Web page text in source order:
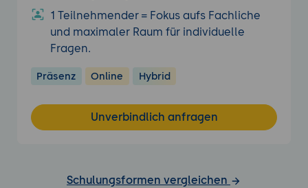
1 Teilnehmender = Fokus aufs Fachliche
und maximaler Raum für individuelle
Fragen.
Präsenz Online Hybrid
Unverbindlich anfragen
Schulungsformen vergleichen